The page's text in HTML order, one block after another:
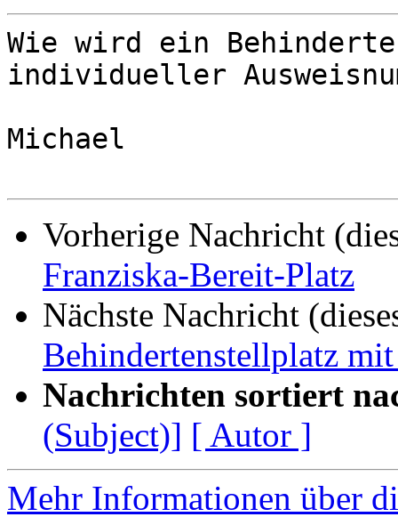
Wie wird ein
individueller
Michael
Vorherige Nachricht
Franziska-Bereit-Platz
Nächste Nachricht
Behindertenstellplatz
Nachrichten sortiert
(Subject)] [ Autor ]
Mehr Informationen über